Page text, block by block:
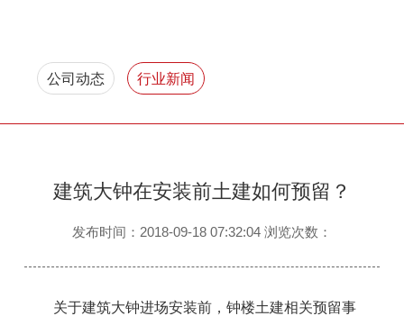
公司动态 行业新闻
建筑大钟在安装前土建如何预留？
发布时间：2018-09-18 07:32:04 浏览次数：
关于建筑大钟进场安装前，钟楼土建相关预留事